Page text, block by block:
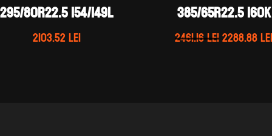
295/80R22.5 154/149L
2103.52lei
385/65R22.5 160K
2461.16leiPrețul
2288.88lei